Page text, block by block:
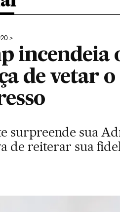
incendeia
de vetar
surpreende sua
de reiterar sua